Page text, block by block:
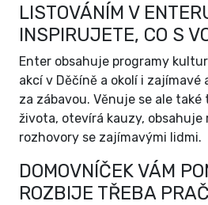
LISTOVÁNÍM V
INSPIRUJETE, CO S
Enter obsahuje programy
akcí v Děčíně a okolí i zajímavé
za zábavou. Věnuje se ale
života, otevírá kauzy, obsahuje
rozhovory se zajímavými lidmi.
DOMOVNÍČEK VÁM
ROZBIJE TŘEBA